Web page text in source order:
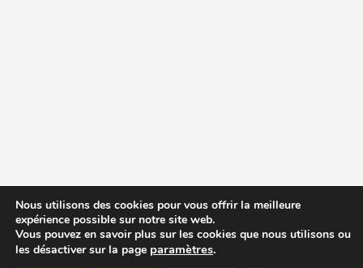
Nous utilisons des cookies pour vous offrir la meilleure
expérience possible sur notre site web.
Vous pouvez en savoir plus sur les cookies que nous utilisons ou
les désactiver sur la page paramètres.